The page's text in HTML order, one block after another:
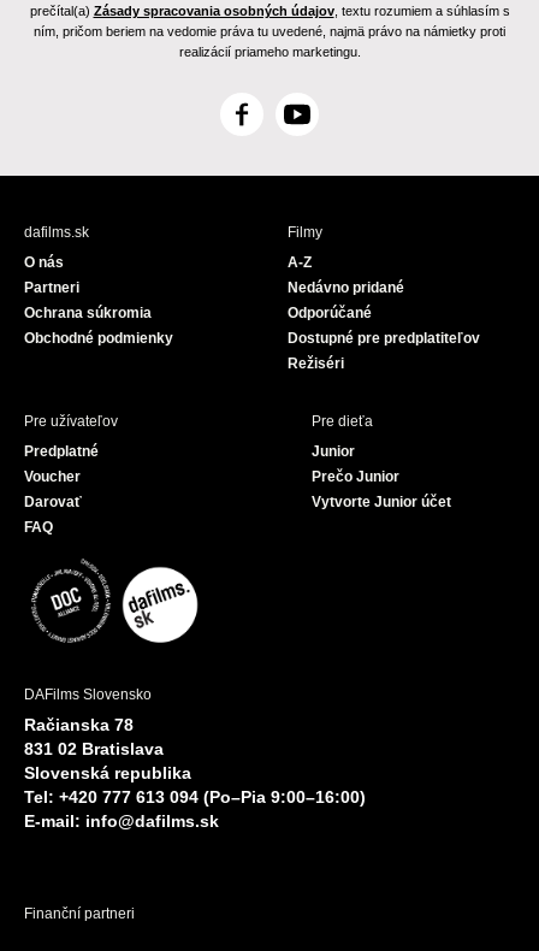
prečítal(a) Zásady spracovania osobných údajov, textu rozumiem a súhlasím s
ním, pričom beriem na vedomie práva tu uvedené, najmä právo na námietky proti
realizácií priameho marketingu.
F
c
Y
u
e
dafilms.sk
O nás
Partneri
Ochrana súkromia
Obchodné podmienky
Filmy
A-Z
Nedávno pridané
Odporúčané
Dostupné pre predplatiteľov
Režiséri
Pre užívateľov
Predplatné
Voucher
Darovať
FAQ
Pre dieťa
Junior
Prečo Junior
Vytvorte Junior účet
DAFilms Slovensko
Račianska 78
831 02 Bratislava
Slovenská republika
Tel: +420 777 613 094 (Po–Pia 9:00–16:00)
E-mail: info@dafilms.sk
Finanční partneri